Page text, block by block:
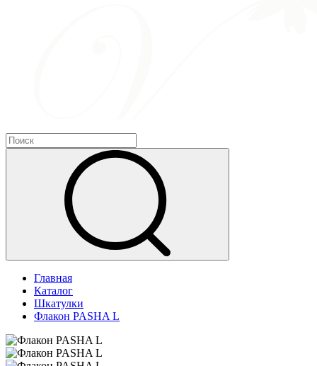
Главная
Каталог
Шкатулки
Флакон PASHA L